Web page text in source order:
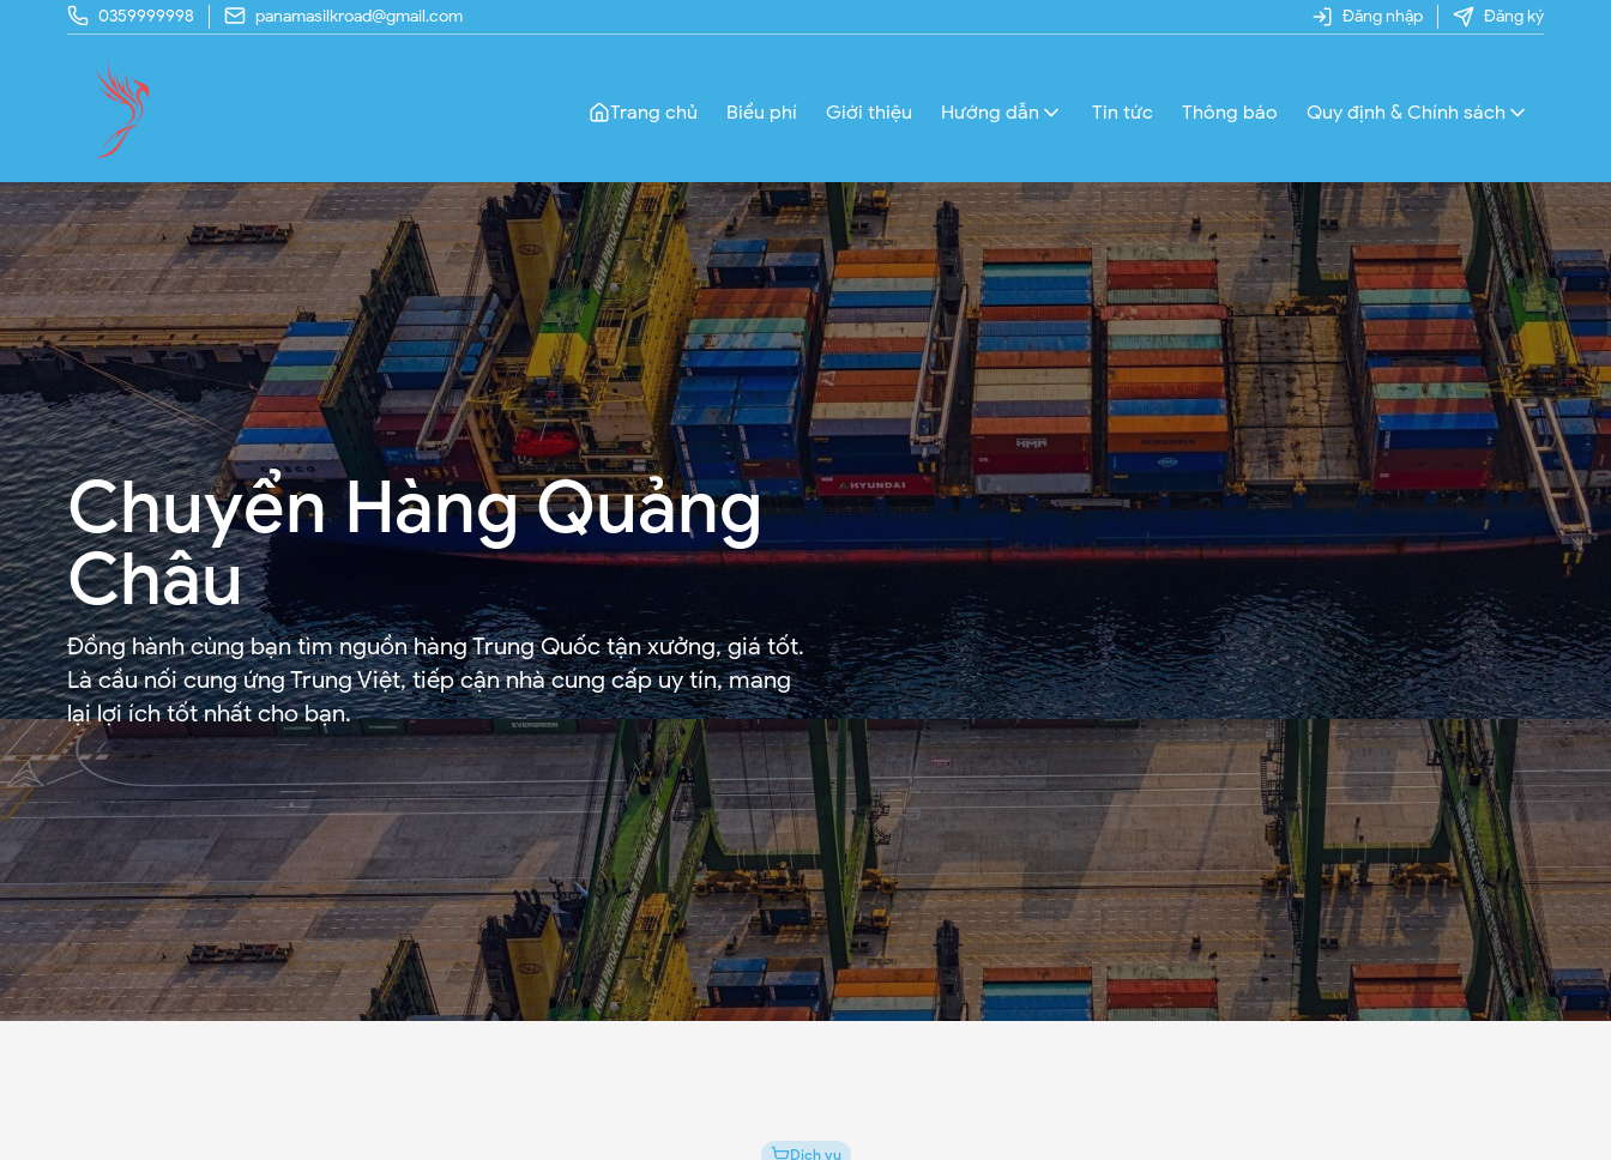
0359999998 panamasilkroad@gmail.com Đăng nhập Đăng ký
Trang chủ Biểu phí Giới thiệu Hướng dẫn Tin tức Thông báo Quy định & Chính sách
Chuyển Hàng Quảng
Châu
Đồng hành cùng bạn tìm nguồn hàng Trung Quốc tận xưởng, giá tốt.
Là cầu nối cung ứng Trung Việt, tiếp cận nhà cung cấp uy tín, mang
lại lợi ích tốt nhất cho bạn.
Dịch vụ